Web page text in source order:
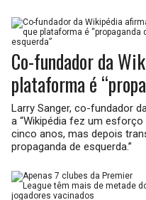
Co-fundador da
plataforma é
Larry Sanger, co-fundador
a “Wikipédia fez um
cinco anos, mas depois
propaganda de esquerda.”